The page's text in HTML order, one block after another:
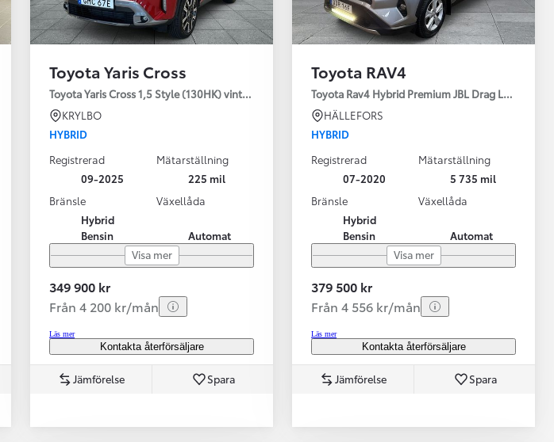
Från 350 900 kr
Från 3 450 kr/mån
Easy Billån
Nya GR GT
The soul lives on
Drag 360-kamera JBL
Toyota Yaris Cross
Toyota Yaris Cross 1,5 Style (130HK) vinterhjul
KRYLBO
HYBRID
Registrerad
09-2025
Mätarställning
225 mil
Bränsle
Hybrid
Bensin
Växellåda
Automat
Visa mer
349 900 kr
Från 4 200 kr/mån
Läs mer
Kontakta återförsäljare
Jämförelse Spara
Toyota RAV4
Toyota Rav4 Hybrid Premium JBL Drag Led ramp
HÄLLEFORS
HYBRID
Registrerad
07-2020
Mätarställning
5 735 mil
Bränsle
Hybrid
Bensin
Växellåda
Automat
Visa mer
379 500 kr
Från 4 556 kr/mån
Läs mer
Kontakta återförsäljare
Jämförelse Spara